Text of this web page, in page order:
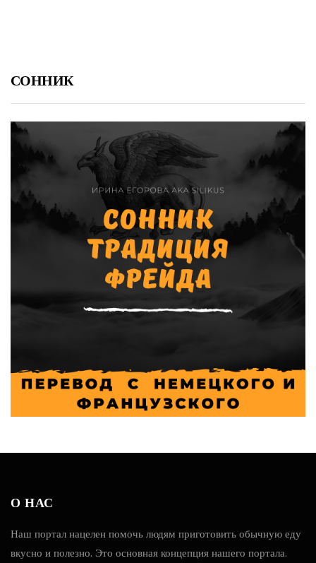
СОННИК
О НАС
Наш портал нацелен помочь людям приготовить обычную еду
вкусно и полезно. Это основная концепция нашего портала.